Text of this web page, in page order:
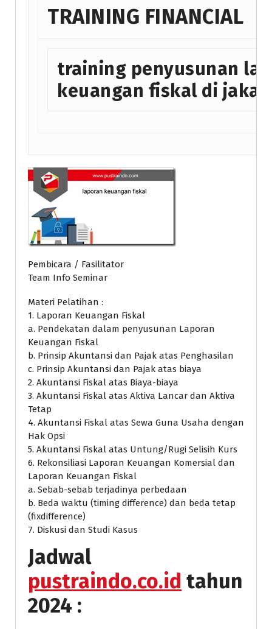
TRAINING FINANCIAL
training penyusunan
keuangan fiskal di
Pembicara / Fasilitator
Team Info Seminar
Materi Pelatihan :
1. Laporan Keuangan Fiskal
a. Pendekatan dalam penyusunan Laporan
Keuangan Fiskal
b. Prinsip Akuntansi dan Pajak atas Penghasilan
c. Prinsip Akuntansi dan Pajak atas biaya
2. Akuntansi Fiskal atas Biaya-biaya
3. Akuntansi Fiskal atas Aktiva Lancar dan Aktiva
Tetap
4. Akuntansi Fiskal atas Sewa Guna Usaha dengan
Hak Opsi
5. Akuntansi Fiskal atas Untung/Rugi Selisih Kurs
6. Rekonsiliasi Laporan Keuangan Komersial dan
Laporan Keuangan Fiskal
a. Sebab-sebab terjadinya perbedaan
b. Beda waktu (timing difference) dan beda tetap
(fixdifference)
7. Diskusi dan Studi Kasus
Jadwal
pustraindo.co.id tahun
2024 :